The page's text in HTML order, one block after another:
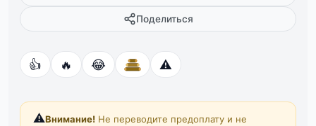
Поделиться
👍 🔥 😂 ⚠️
⚠️Внимание! Не переводите предоплату и не